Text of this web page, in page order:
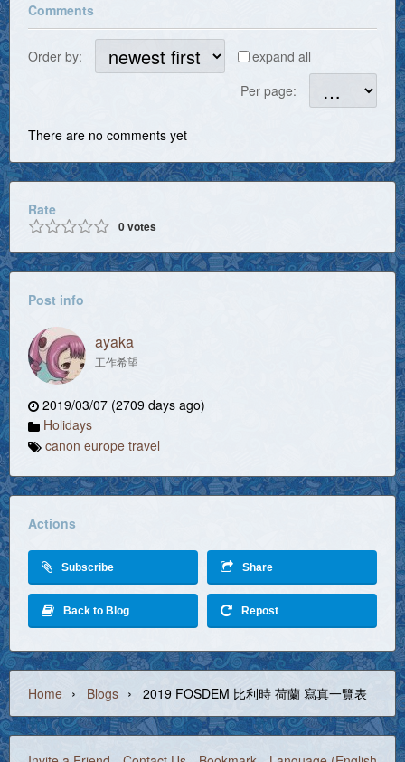
Comments
Order by:
expand all
Per page:
There are no comments yet
Rate
0votes
Post info
ayaka
工作希望
2019/03/07 (2709 days ago)
Holidays
canon europe travel
Actions
Subscribe Share
Back to Blog Repost
Home › Blogs › 2019 FOSDEM 比利時 荷蘭 寫真一覽表